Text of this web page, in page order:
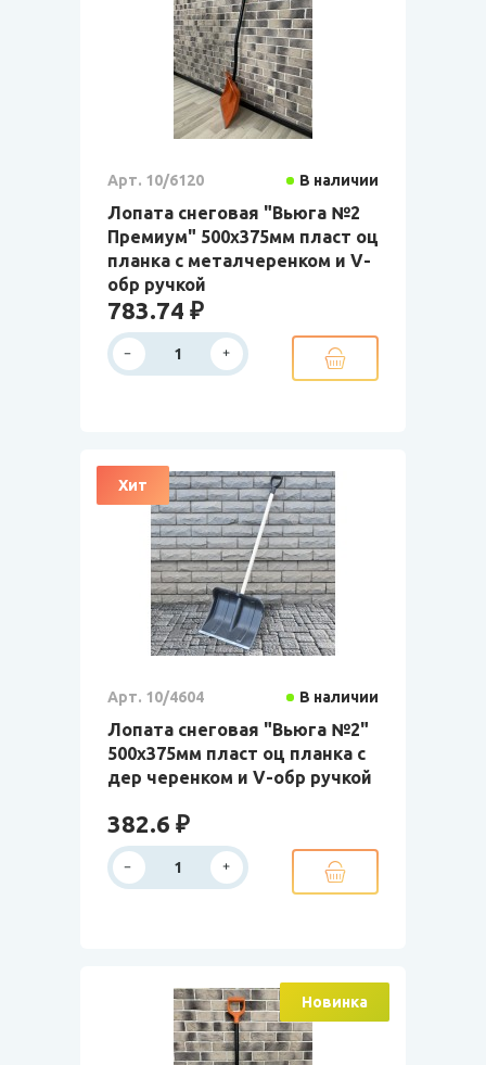
Арт. 10/6120 В наличии
Лопата снеговая "Вьюга №2
Премиум" 500х375мм пласт оц
планка с металчеренком и V-
обр ручкой
783.74 ₽
Хит
Арт. 10/4604 В наличии
Лопата снеговая "Вьюга №2"
500х375мм пласт оц планка с
дер черенком и V-обр ручкой
382.6 ₽
Новинка